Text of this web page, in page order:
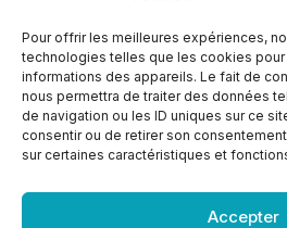
Pour offrir les meilleures expériences,
technologies telles que les cookies
informations des appareils. Le fait de
nous permettra de traiter des données
de navigation ou les ID uniques sur ce
consentir ou de retirer son
sur certaines caractéristiques et
Accepter
Politique de cookies (UE)
Déclaration de confidentialité
Avertissement
Conditions générales